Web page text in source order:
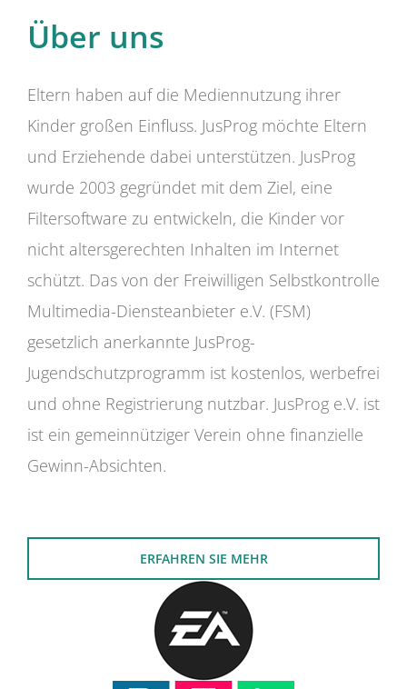
Über uns
Eltern haben auf die Mediennutzung ihrer
Kinder großen Einfluss. JusProg möchte Eltern
und Erziehende dabei unterstützen. JusProg
wurde 2003 gegründet mit dem Ziel, eine
Filtersoftware zu entwickeln, die Kinder vor
nicht altersgerechten Inhalten im Internet
schützt. Das von der Freiwilligen Selbstkontrolle
Multimedia-Diensteanbieter e.V. (FSM)
gesetzlich anerkannte JusProg-
Jugendschutzprogramm ist kostenlos, werbefrei
und ohne Registrierung nutzbar. JusProg e.V. ist
ist ein gemeinnütziger Verein ohne finanzielle
Gewinn-Absichten.
ERFAHREN SIE MEHR